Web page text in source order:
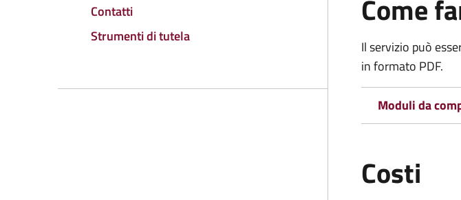
Contatti
Strumenti di tutela
Come
Il servizio può
in formato PDF.
Moduli da
Costi